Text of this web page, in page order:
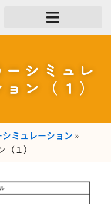
シミュレ
ョン（１）
ミュレーション »
１）